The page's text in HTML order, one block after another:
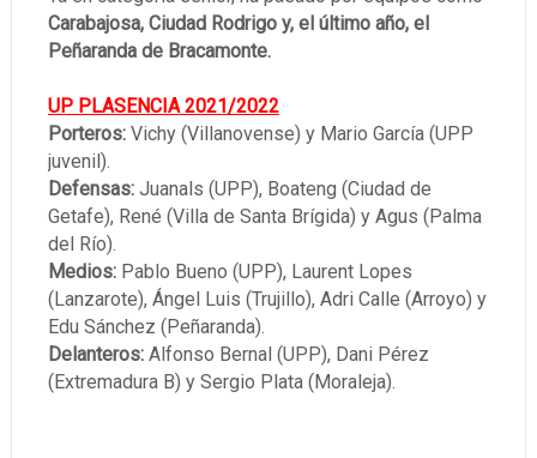
Carabajosa, Ciudad Rodrigo y, el último año, el
Peñaranda de Bracamonte.
UP PLASENCIA 2021/2022
Porteros:Vichy (Villanovense) y Mario García (UPP
juvenil).
Defensas:Juanals (UPP), Boateng (Ciudad de
Getafe), René (Villa de Santa Brígida) y Agus (Palma
del Río).
Medios:Pablo Bueno (UPP), Laurent Lopes
(Lanzarote), Ángel Luis (Trujillo), Adri Calle (Arroyo) y
Edu Sánchez (Peñaranda).
Delanteros:Alfonso Bernal (UPP), Dani Pérez
(Extremadura B) y Sergio Plata (Moraleja).